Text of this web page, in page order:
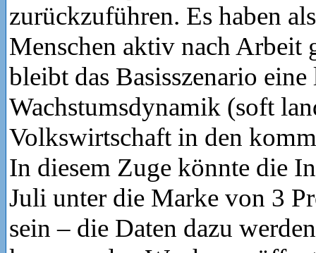
zurückzuführen. Es haben
Menschen aktiv nach Arbeit
bleibt das Basisszenario
Wachstumsdynamik (soft
Volkswirtschaft in den
In diesem Zuge könnte die
Juli unter die Marke von 3
sein – die Daten dazu